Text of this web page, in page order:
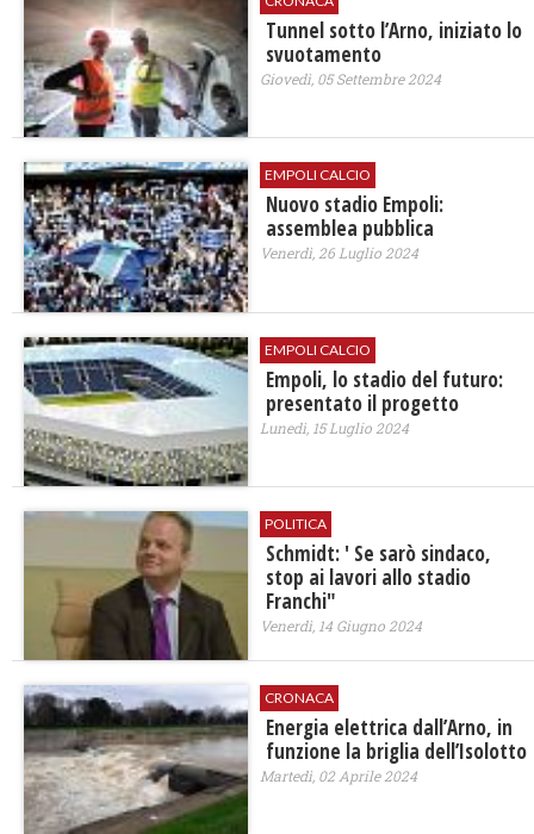
Tunnel sotto l’Arno, iniziato lo
svuotamento
Giovedì, 05 Settembre 2024
EMPOLI CALCIO
Nuovo stadio Empoli:
assemblea pubblica
Venerdì, 26 Luglio 2024
EMPOLI CALCIO
Empoli, lo stadio del futuro:
presentato il progetto
Lunedì, 15 Luglio 2024
POLITICA
Schmidt: ' Se sarò sindaco,
stop ai lavori allo stadio
Franchi"
Venerdì, 14 Giugno 2024
CRONACA
Energia elettrica dall’Arno, in
funzione la briglia dell’Isolotto
Martedì, 02 Aprile 2024